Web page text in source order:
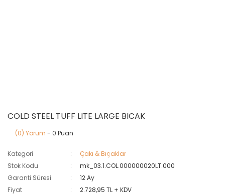
COLD STEEL TUFF LITE LARGE BICAK
(0) Yorum - 0 Puan
Kategori
Çakı & Bıçaklar
Stok Kodu
mk_03.1.COL.000000020LT.000
Garanti Süresi
12 Ay
Fiyat
2.728,95 TL + KDV